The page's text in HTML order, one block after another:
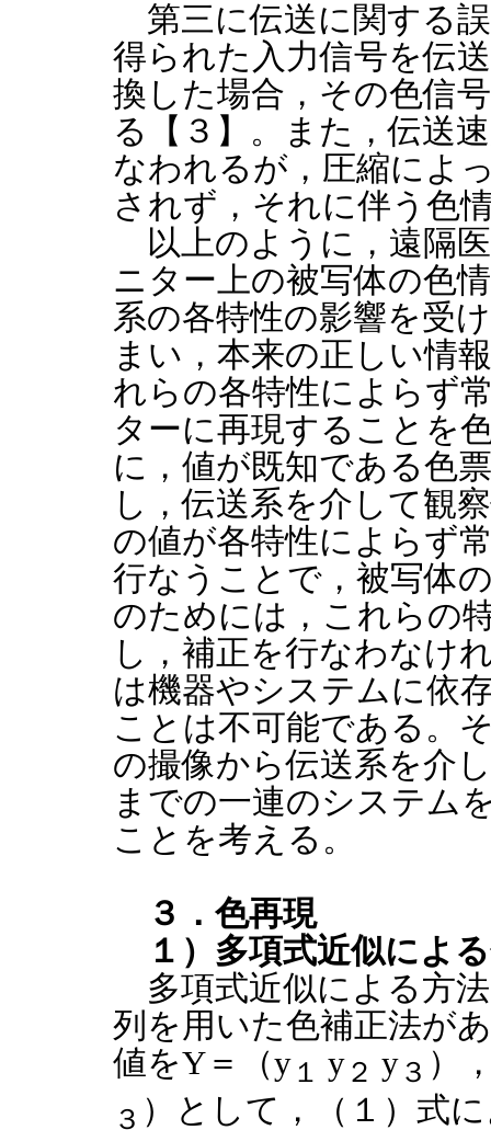
第三に伝送に関する
得られた入力信号を伝
換した場合，その色信
る【３】。また，伝送
なわれるが，圧縮によ
されず，それに伴う色
以上のように，遠隔
ニター上の被写体の色
系の各特性の影響を受
まい，本来の正しい情
れらの各特性によらず
ターに再現することを
に，値が既知である色
し，伝送系を介して観
の値が各特性によらず
行なうことで，被写体
のためには，これらの
し，補正を行なわなけ
は機器やシステムに依
ことは不可能である。
の撮像から伝送系を介
までの一連のシステム
ことを考える。
３．色再現
１）多項式近似によ
多項式近似による方
列を用いた色補正法が
値をY＝（y １ y ２ y ３ ）
３ ）として，（１）式